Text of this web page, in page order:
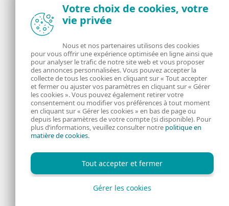
Actualités, opinions et astuces de la
communauté de sécurité d’ESET
ESET
RSS Feed Gérer les cookies
Informations juridiques Nous rejoindre
Politique de
confidentialité
Votre choix de cookies, votre
vie privée
Nous et nos partenaires utilisons des cookies
pour vous offrir une expérience optimisée en ligne ainsi que
pour analyser le trafic de notre site web et vous proposer
des annonces personnalisées. Vous pouvez accepter la
collecte de tous les cookies en cliquant sur « Tout accepter
et fermer ou ajuster vos paramètres en cliquant sur « Gérer
les cookies ». Vous pouvez également retirer votre
consentement ou modifier vos préférences à tout moment
en cliquant sur « Gérer les cookies » en bas de page ou
depuis les paramètres de votre compte (si disponible). Pour
plus d’informations, veuillez consulter notre politique en
matière de cookies.
Tout accepter et fermer
Gérer les cookies